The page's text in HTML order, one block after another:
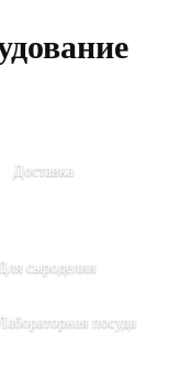
Доставка
Для сыроделия
Лабораторная посуда